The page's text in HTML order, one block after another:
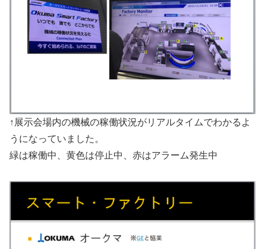
↑展示会場内の機械の稼働状況がリアルタイムでわかるよ
うになっていました。
緑は稼働中、黄色は停止中、赤はアラーム発生中